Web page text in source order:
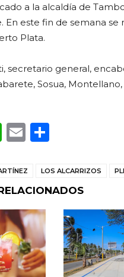
a la alcaldía de
En este fin de semana
Plata.
secretario general,
Sosua,
W
a
ts
A
p
p
E
ai
l
m
p
ar
LOS ALCARRIZOS